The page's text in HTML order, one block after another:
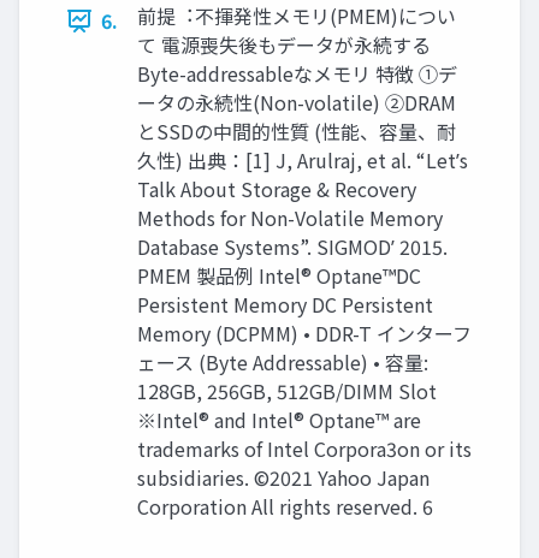
6.
前提︓不揮発性メモリ(PMEM)につい
て 電源喪失後もデータが永続する
Byte-addressableなメモリ 特徴 ①デ
ータの永続性(Non-volatile) ②DRAM
とSSDの中間的性質 (性能、容量、耐
久性) 出典：[1] J, Arulraj, et al. “Letʼs
Talk About Storage & Recovery
Methods for Non-Volatile Memory
Database Systems”. SIGMODʼ 2015.
PMEM 製品例 Intel® Optane™DC
Persistent Memory DC Persistent
Memory (DCPMM) • DDR-T インターフ
ェース (Byte Addressable) • 容量:
128GB, 256GB, 512GB/DIMM Slot
※Intel® and Intel® Optane™ are
trademarks of Intel Corpora3on or its
subsidiaries. ©2021 Yahoo Japan
Corporation All rights reserved. 6